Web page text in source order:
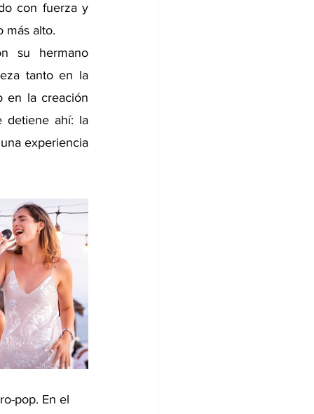
con fuerza y
más alto.
su hermano
tanto en la
en la creación
detiene ahí: la
experiencia
pop. En el